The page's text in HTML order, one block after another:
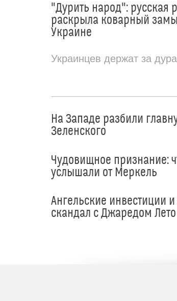
"Дурить народ": русская
раскрыла коварный
Украине
Украинцев держат за
На Западе разбили
Зеленского
Чудовищное признание:
услышали от Меркель
Ангельские инвестиции
скандал с Джаредом Лето